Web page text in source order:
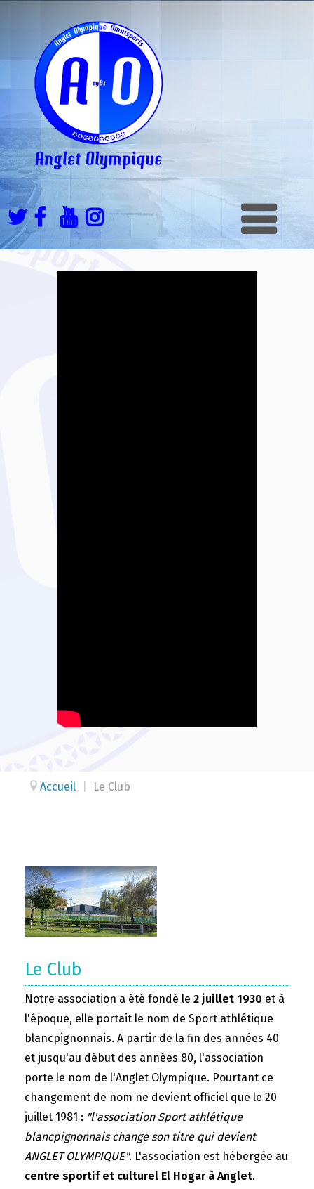
Accueil Le Club
Le Club
Notre association a été fondé le 2 juillet 1930 et à
l'époque, elle portait le nom de Sport athlétique
blancpignonnais. A partir de la fin des années 40
et jusqu'au début des années 80, l'association
porte le nom de l'Anglet Olympique. Pourtant ce
changement de nom ne devient officiel que le 20
juillet 1981 : "l'association Sport athlétique
blancpignonnais change son titre qui devient
ANGLET OLYMPIQUE". L'association est hébergée au
centre sportif et culturel El Hogar à Anglet.